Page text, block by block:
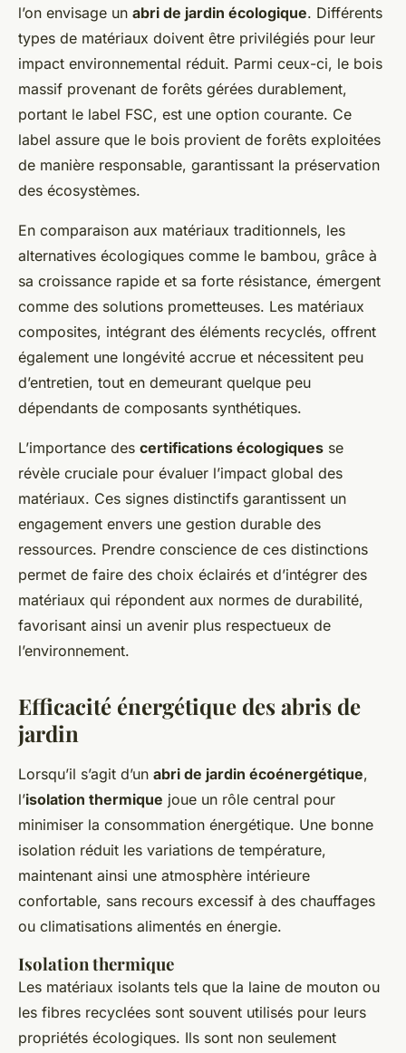
l’on envisage un abri de jardin écologique. Différents
types de matériaux doivent être privilégiés pour leur
impact environnemental réduit. Parmi ceux-ci, le bois
massif provenant de forêts gérées durablement,
portant le label FSC, est une option courante. Ce
label assure que le bois provient de forêts exploitées
de manière responsable, garantissant la préservation
des écosystèmes.
En comparaison aux matériaux traditionnels, les
alternatives écologiques comme le bambou, grâce à
sa croissance rapide et sa forte résistance, émergent
comme des solutions prometteuses. Les matériaux
composites, intégrant des éléments recyclés, offrent
également une longévité accrue et nécessitent peu
d’entretien, tout en demeurant quelque peu
dépendants de composants synthétiques.
L’importance des certifications écologiques se
révèle cruciale pour évaluer l’impact global des
matériaux. Ces signes distinctifs garantissent un
engagement envers une gestion durable des
ressources. Prendre conscience de ces distinctions
permet de faire des choix éclairés et d’intégrer des
matériaux qui répondent aux normes de durabilité,
favorisant ainsi un avenir plus respectueux de
l’environnement.
Efficacité énergétique des abris de
jardin
Lorsqu’il s’agit d’un abri de jardin écoénergétique,
l’isolation thermique joue un rôle central pour
minimiser la consommation énergétique. Une bonne
isolation réduit les variations de température,
maintenant ainsi une atmosphère intérieure
confortable, sans recours excessif à des chauffages
ou climatisations alimentés en énergie.
Isolation thermique
Les matériaux isolants tels que la laine de mouton ou
les fibres recyclées sont souvent utilisés pour leurs
propriétés écologiques. Ils sont non seulement